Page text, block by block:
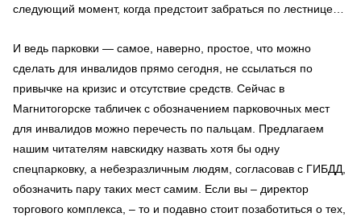
следующий момент, когда предстоит забраться по лестнице…
И ведь парковки — самое, наверно, простое, что можно
сделать для инвалидов прямо сегодня, не ссылаться по
привычке на кризис и отсутствие средств. Сейчас в
Магнитогорске табличек с обозначением парковочных мест
для инвалидов можно перечесть по пальцам. Предлагаем
нашим читателям навскидку назвать хотя бы одну
спецпарковку, а небезразличным людям, согласовав с ГИБДД,
обозначить пару таких мест самим. Если вы – директор
торгового комплекса, – то и подавно стоит позаботиться о тех,